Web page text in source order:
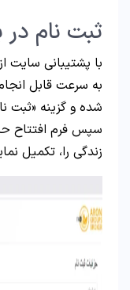
ثبت نام در
با پشتیبانی سایت
به سرعت قابل
شده و گزینه «ثبت
سپس فرم افتتاح
زندگی را، تکمیل